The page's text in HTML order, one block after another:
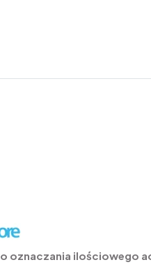
oznaczania ilościowego